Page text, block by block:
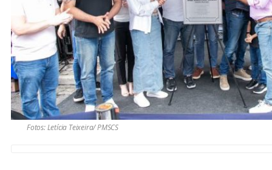
Fotos: Letícia Teixeira/ PMSCS